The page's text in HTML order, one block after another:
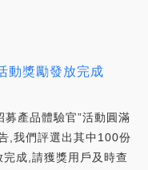
動獎勵發放完成
產品體驗官”活動圓滿
,我們評選出其中100份
成,請獲獎用戶及時查